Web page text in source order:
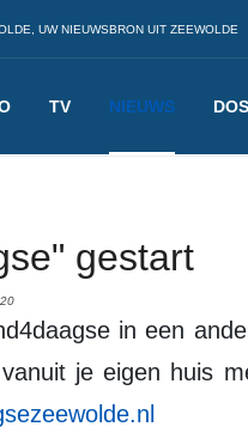
UW NIEUWSBRON UIT ZEEWOLDE
TV NIEUWS
gestart
je eigen huis